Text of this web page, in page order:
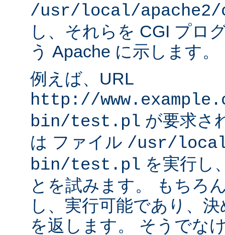
/usr/local/
し、それらを CGI プロ
う Apache に示します。
例えば、URL
http://
bin/test.pl が要求さ
は ファイル /usr/
bin/test.pl を実行し
とを試みます。 もちろ
し、実行可能であり、
を返します。 そうでな